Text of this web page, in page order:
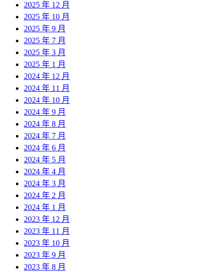
2025 年 12 月
2025 年 10 月
2025 年 9 月
2025 年 7 月
2025 年 3 月
2025 年 1 月
2024 年 12 月
2024 年 11 月
2024 年 10 月
2024 年 9 月
2024 年 8 月
2024 年 7 月
2024 年 6 月
2024 年 5 月
2024 年 4 月
2024 年 3 月
2024 年 2 月
2024 年 1 月
2023 年 12 月
2023 年 11 月
2023 年 10 月
2023 年 9 月
2023 年 8 月